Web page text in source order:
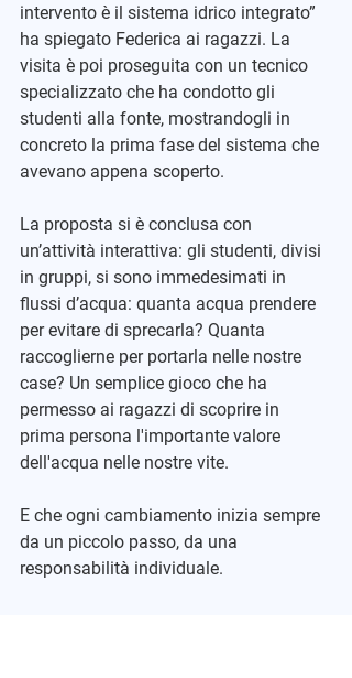
intervento è il sistema idrico integrato”
ha spiegato Federica ai ragazzi. La
visita è poi proseguita con un tecnico
specializzato che ha condotto gli
studenti alla fonte, mostrandogli in
concreto la prima fase del sistema che
avevano appena scoperto.
La proposta si è conclusa con
un’attività interattiva: gli studenti, divisi
in gruppi, si sono immedesimati in
flussi d’acqua: quanta acqua prendere
per evitare di sprecarla? Quanta
raccoglierne per portarla nelle nostre
case? Un semplice gioco che ha
permesso ai ragazzi di scoprire in
prima persona l'importante valore
dell'acqua nelle nostre vite.
E che ogni cambiamento inizia sempre
da un piccolo passo, da una
responsabilità individuale.